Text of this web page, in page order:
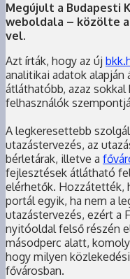
Megújult a Budapesti
weboldala – közölte
vel.
Azt írták, hogy az új
analitikai adatok
átláthatóbb, azaz
felhasználók
A legkeresettebb
utazástervezés, az
bérletárak, illetve a
fejlesztések átlátható
elérhetők. Hozzátették,
portál egyik, ha nem a
utazástervezés, ezért a
nyitóoldal felső részén
másodperc alatt,
hogy milyen
fővárosban.